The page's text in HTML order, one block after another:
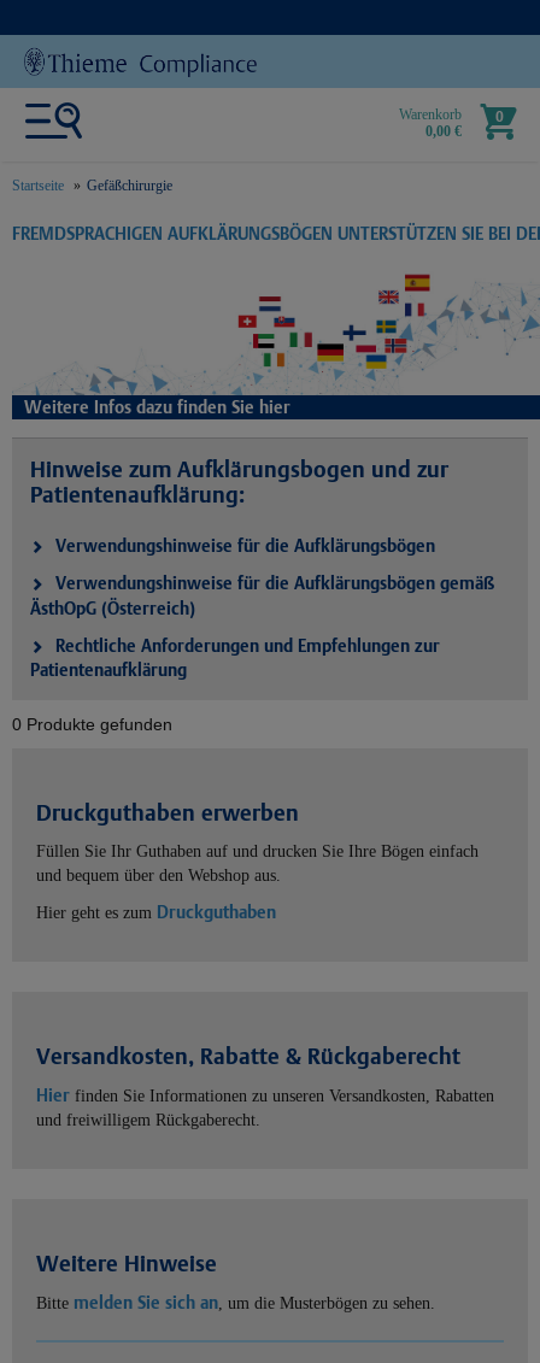
Warenkorb
0,00 €
0
Startseite Gefäßchirurgie
text.skipToContent
text.skipToNavigation
FREMDSPRACHIGEN AUFKLÄRUNGSBÖGEN UNTERSTÜTZEN SIE BEI
Weitere Infos dazu finden Sie hier
Hinweise zum Aufklärungsbogen und zur
Patientenaufklärung:
Verwendungshinweise für die Aufklärungsbögen
Verwendungshinweise für die Aufklärungsbögen gemäß
ÄsthOpG (Österreich)
Rechtliche Anforderungen und Empfehlungen zur
Patientenaufklärung
0 Produkte gefunden
Druckguthaben erwerben
Füllen Sie Ihr Guthaben auf und drucken Sie Ihre Bögen einfach
und bequem über den Webshop aus.
Hier geht es zum Druckguthaben
Versandkosten, Rabatte & Rückgaberecht
Hier finden Sie Informationen zu unseren Versandkosten, Rabatten
und freiwilligem Rückgaberecht.
Weitere Hinweise
Bitte melden Sie sich an, um die Musterbögen zu sehen.